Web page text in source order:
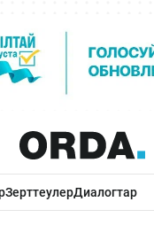
ЗерттеулерДиалогтар